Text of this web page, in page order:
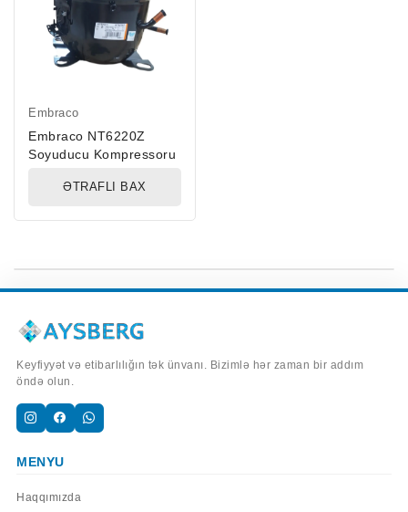
Embraco
Embraco NT6220Z
Soyuducu Kompressoru
ƏTRAFLI BAX
Keyfiyyət və etibarlılığın tək ünvanı. Bizimlə hər zaman bir addım
öndə olun.
MENYU
Haqqımızda